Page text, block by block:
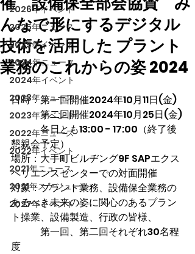
2026年イベント
2025年ニュース
2025年イベント
2024年ニュース
2024年イベント
2023年ニュース
2023年イベント
2022年ニュース
2022年イベント
2021年ニュース
2021年スケジュール
2027年イベント
んなで形にするデジタル
技術を活用した プラント
業務のこれからの姿 2024
日時：第一回開催2024年10月11日(金)
第二回開催2024年10月25日(金)
各日とも13:00 - 17:00（終了後
懇親会予定）
場所：大手町ビルヂング9F SAPエクス
ペリエンスセンターでの対面開催
対象：プラント業務、設備保全業務の
あるべき未来の姿に関心のあるプラン
ト操業、設備製造、行政の皆様、
第一回、第二回それぞれ30名程
度